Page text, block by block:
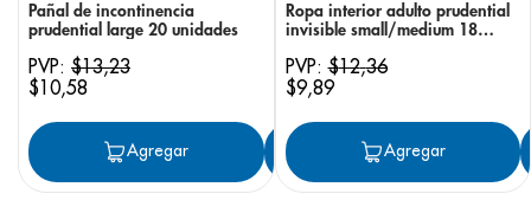
Pañal de incontinencia
prudential large 20 unidades
PVP: $13,23
$10,58
Agregar Agregar
Ropa interior adulto prudential
invisible small/medium 18
PVP:$12,36
$9,89
Agregar